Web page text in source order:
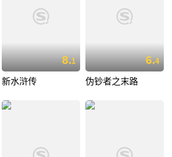
8.1
新水浒传
6.4
伪钞者之末路